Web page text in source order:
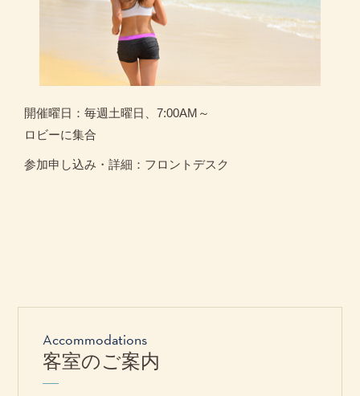
開催曜日：毎週土曜日、7:00AM～
ロビーに集合
参加申し込み・詳細：フロントデスク
Accommodations
客室のご案内